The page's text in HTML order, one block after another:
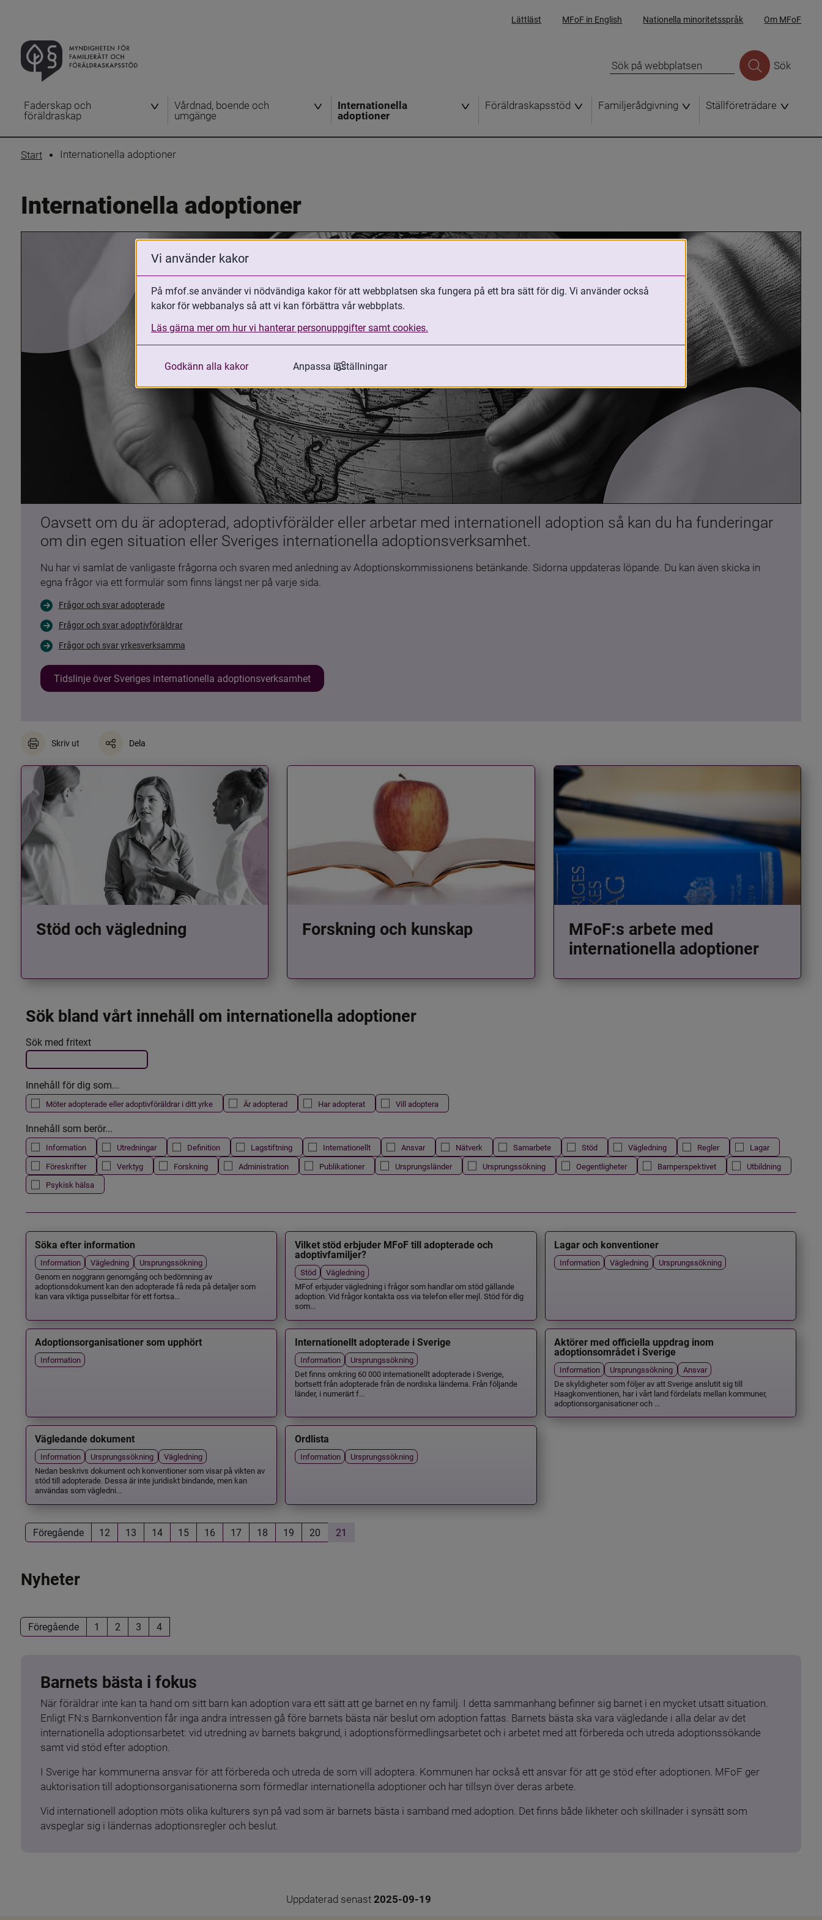
Lättläst MFoF in English Nationella minoritetsspråk Om MFoF
Sök
Faderskap och
föräldraskap
Vårdnad, boende och
umgänge
Internationella
adoptioner
Föräldraskapsstöd Familjerådgivning Ställföreträdare
Start Internationella adoptioner
Internationella adoptioner
Oavsett om du är adopterad, adoptivförälder eller arbetar med internationell adoption så kan du ha funderingar
om din egen situation eller Sveriges internationella adoptionsverksamhet.
Nu har vi samlat de vanligaste frågorna och svaren med anledning av Adoptionskommissionens betänkande. Sidorna uppdateras löpande. Du kan även skicka in
egna frågor via ett formulär som finns längst ner på varje sida.
Frågor och svar adopterade
Frågor och svar adoptivföräldrar
Frågor och svar yrkesverksamma
Tidslinje över Sveriges internationella adoptionsverksamhet
Skriv ut Dela
Stöd och vägledning Forskning och kunskap
MFoF:s arbete med
internationella adoptioner
Sök bland vårt innehåll om internationella adoptioner
Filtrera resultatet
Det här formuläret postas automatiskt
Sök med fritext
Innehåll för dig som...
Möter adopterade eller adoptivföräldrar i ditt yrke Är adopterad Har adopterat Vill adoptera
Innehåll som berör...
Information Utredningar Definition Lagstiftning Internationellt Ansvar Nätverk Samarbete Stöd Vägledning Regler
Lagar
Föreskrifter
Verktyg Forskning Administration Publikationer Ursprungsländer Ursprungssökning Oegentligheter Barnperspektivet
Utbildning
Psykisk hälsa
Söka efter information
Information Vägledning
Ursprungssökning
Genom en noggrann genomgång och bedömning av
adoptionsdokument kan den adopterade få reda på detaljer som
kan vara viktiga pusselbitar för ett fortsa...
Vilket stöd erbjuder MFoF till adopterade och
adoptivfamiljer?
Stöd
Vägledning
MFof erbjuder vägledning i frågor som handlar om stöd gällande
adoption. Vid frågor kontakta oss via telefon eller mejl. Stöd för dig
som...
Lagar och konventioner
Information Vägledning Ursprungssökning
Adoptionsorganisationer som upphört
Information
Internationellt adopterade i Sverige
Information
Ursprungssökning
Det finns omkring 60 000 internationellt adopterade i Sverige,
bortsett från adopterade från de nordiska länderna. Från följande
länder, i numerärt f...
Aktörer med officiella uppdrag inom
adoptionsområdet i Sverige
Information Ursprungssökning
Ansvar
De skyldigheter som följer av att Sverige anslutit sig till
Haagkonventionen, har i vårt land fördelats mellan kommuner,
adoptionsorganisationer och ...
Vägledande dokument
Information Ursprungssökning
Vägledning
Nedan beskrivs dokument och konventioner som visar på vikten av
stöd till adopterade. Dessa är inte juridiskt bindande, men kan
användas som vägledni...
Ordlista
Information Ursprungssökning
Föregående 12 13 14 15 16 17 18 19 20 21
Nyheter
Föregående 1 2 3 4
Barnets bästa i fokus
När föräldrar inte kan ta hand om sitt barn kan adoption vara ett sätt att ge barnet en ny familj. I detta sammanhang befinner sig barnet i en mycket utsatt situation.
Enligt FN:s Barnkonvention får inga andra intressen gå före barnets bästa när beslut om adoption fattas. Barnets bästa ska vara vägledande i alla delar av det
internationella adoptionsarbetet: vid utredning av barnets bakgrund, i adoptionsförmedlingsarbetet och i arbetet med att förbereda och utreda adoptionssökande
samt vid stöd efter adoption.
I Sverige har kommunerna ansvar för att förbereda och utreda de som vill adoptera. Kommunen har också ett ansvar för att ge stöd efter adoptionen. MFoF ger
auktorisation till adoptionsorganisationerna som förmedlar internationella adoptioner och har tillsyn över deras arbete.
Vid internationell adoption möts olika kulturers syn på vad som är barnets bästa i samband med adoption. Det finns både likheter och skillnader i synsätt som
avspeglar sig i ländernas adoptionsregler och beslut.
Uppdaterad senast 2025-09-19
Vi använder kakor
På mfof.se använder vi nödvändiga kakor för att webbplatsen ska fungera på ett bra sätt för dig. Vi använder också
kakor för webbanalys så att vi kan förbättra vår webbplats.
Läs gärna mer om hur vi hanterar personuppgifter samt cookies.
Godkänn alla kakor Anpassa inställningar